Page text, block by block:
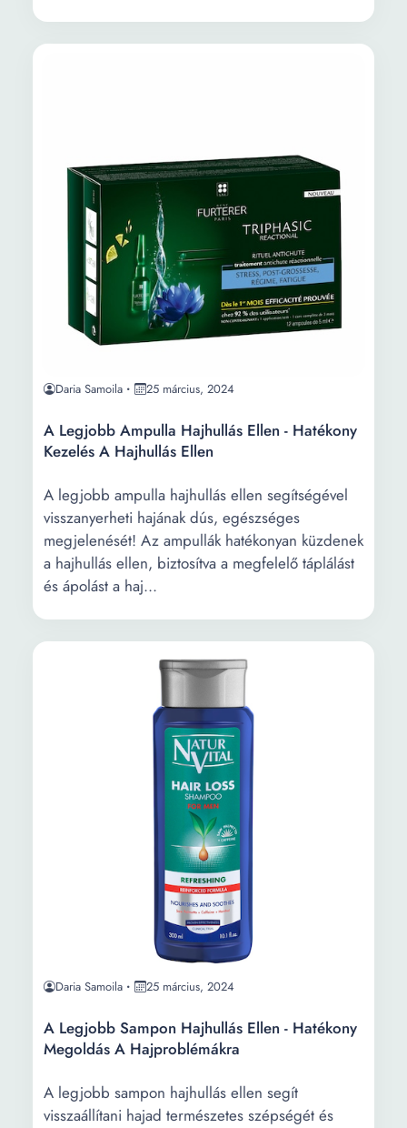
Daria Samoila 25 március, 2024
A Legjobb Ampulla Hajhullás Ellen - Hatékony
Kezelés A Hajhullás Ellen
A legjobb ampulla hajhullás ellen segítségével
visszanyerheti hajának dús, egészséges
megjelenését! Az ampullák hatékonyan küzdenek
a hajhullás ellen, biztosítva a megfelelő táplálást
és ápolást a haj...
Daria Samoila 25 március, 2024
A Legjobb Sampon Hajhullás Ellen - Hatékony
Megoldás A Hajproblémákra
A legjobb sampon hajhullás ellen segít
visszaállítani hajad természetes szépségét és